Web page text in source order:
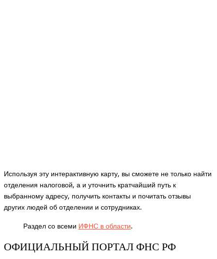
Используя эту интерактивную карту, вы сможете не только найти
отделения налоговой, а и уточнить кратчайший путь к
выбранному адресу, получить контакты и почитать отзывы
других людей об отделении и сотрудниках.
Раздел со всеми ИФНС в области.
ОФИЦИАЛЬНЫЙ ПОРТАЛ ФНС РФ